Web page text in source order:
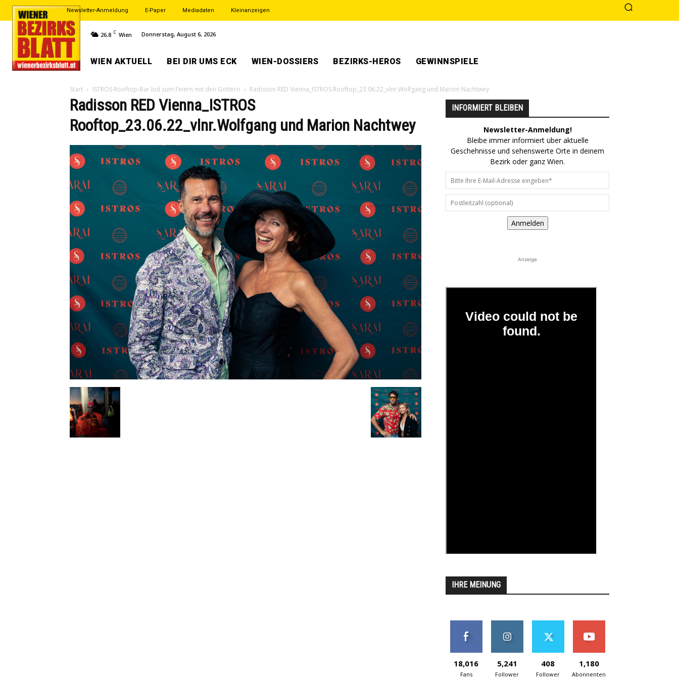
Newsletter-Anmeldung E-Paper Mediadaten Kleinanzeigen
26.8 C Wien Donnerstag, August 6, 2026
WIEN AKTUELL BEI DIR UMS ECK WIEN-DOSSIERS BEZIRKS-HEROS GEWINNSPIELE
Start ISTROS Rooftop-Bar lud zum Feiern mit den Göttern Radisson RED Vienna_ISTROS Rooftop_23.06.22_vlnr.Wolfgang und Marion Nachtwey
Radisson RED Vienna_ISTROS
Rooftop_23.06.22_vlnr.Wolfgang und Marion Nachtwey
INFORMIERT BLEIBEN
Newsletter-Anmeldung!
Bleibe immer informiert über aktuelle
Geschehnisse und sehenswerte Orte in deinem
Bezirk oder ganz Wien.
Anmelden
Anzeige
IHRE MEINUNG
18,016
Fans
5,241
Follower
408
Follower
1,180
Abonnenten